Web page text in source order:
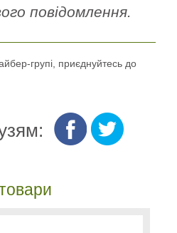
повідомлення.
групі, приєднуйтесь до